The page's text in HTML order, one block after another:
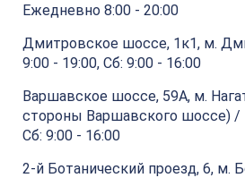
Ежедневно 8:00 - 20:00
Дмитровское шоссе, 1к1, м.
9:00 - 19:00, Сб: 9:00 - 16:00
Варшавское шоссе, 59А, м.
стороны Варшавского шоссе) /
Сб: 9:00 - 16:00
2-й Ботанический проезд, 6, м.